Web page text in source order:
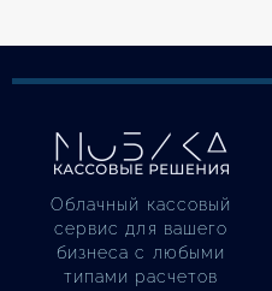
Облачный кассовый
сервис для вашего
бизнеса с любыми
типами расчетов